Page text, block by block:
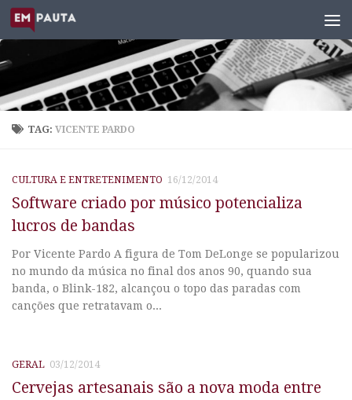
Skip to content
TAG:VICENTE PARDO
CULTURA E ENTRETENIMENTO 16/12/2014
Software criado por músico potencializa
lucros de bandas
Por Vicente Pardo A figura de Tom DeLonge se popularizou
no mundo da música no final dos anos 90, quando sua
banda, o Blink-182, alcançou o topo das paradas com
canções que retratavam o...
GERAL 03/12/2014
Cervejas artesanais são a nova moda entre